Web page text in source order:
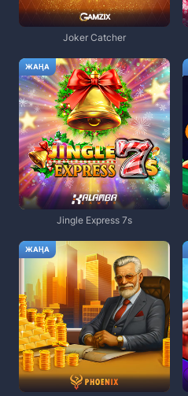
Joker Catcher
ЖАҢА
Jingle Express 7s
ЖАҢА